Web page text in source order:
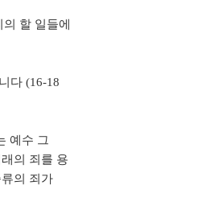
할 일들에
다 (16-18
예수 그
의 죄를 용
의 죄가